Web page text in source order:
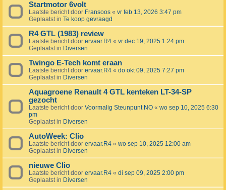
Startmotor 6volt
Laatste bericht door Fransoos « vr feb 13, 2026 3:47 pm
Geplaatst in Te koop gevraagd
R4 GTL (1983) review
Laatste bericht door ervaar.R4 « vr dec 19, 2025 1:24 pm
Geplaatst in Diversen
Twingo E-Tech komt eraan
Laatste bericht door ervaar.R4 « do okt 09, 2025 7:27 pm
Geplaatst in Diversen
Aquagroene Renault 4 GTL kenteken LT-34-SP
gezocht
Laatste bericht door Voormalig Steunpunt NO « wo sep 10, 2025 6:30
pm
Geplaatst in Diversen
AutoWeek: Clio
Laatste bericht door ervaar.R4 « wo sep 10, 2025 12:00 am
Geplaatst in Diversen
nieuwe Clio
Laatste bericht door ervaar.R4 « di sep 09, 2025 2:00 pm
Geplaatst in Diversen